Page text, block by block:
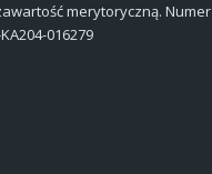
merytoryczną. Numer
016279